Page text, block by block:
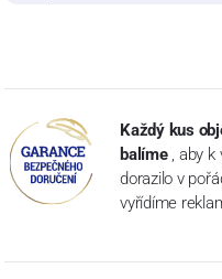
Každý kus
balíme , aby k
dorazilo v
vyřídíme